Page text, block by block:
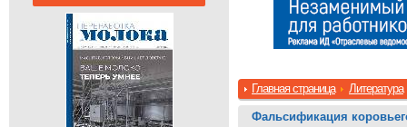
Главная страница Литература
Фальсификация